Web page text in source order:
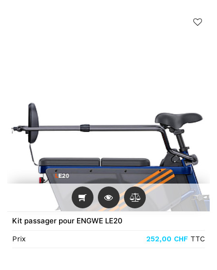
Kit passager pour ENGWE LE20
Prix 252,00 CHF TTC